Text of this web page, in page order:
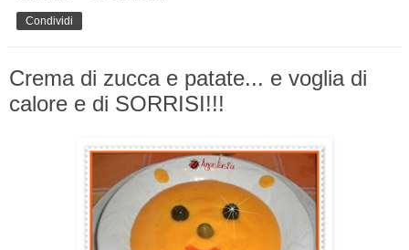
Condividi
Crema di zucca e patate... e voglia di
calore e di SORRISI!!!